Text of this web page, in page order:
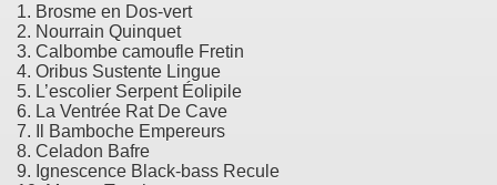
1. Brosme en Dos-vert
2. Nourrain Quinquet
3. Calbombe camoufle Fretin
4. Oribus Sustente Lingue
5. L’escolier Serpent Éolipile
6. La Ventrée Rat De Cave
7. Il Bamboche Empereurs
8. Celadon Bafre
9. Ignescence Black-bass Recule